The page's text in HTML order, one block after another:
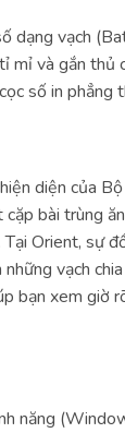
dạng vạch
và gắn thủ
số in
diện của
bài trùng
Orient, sự
vạch
xem giờ
năng